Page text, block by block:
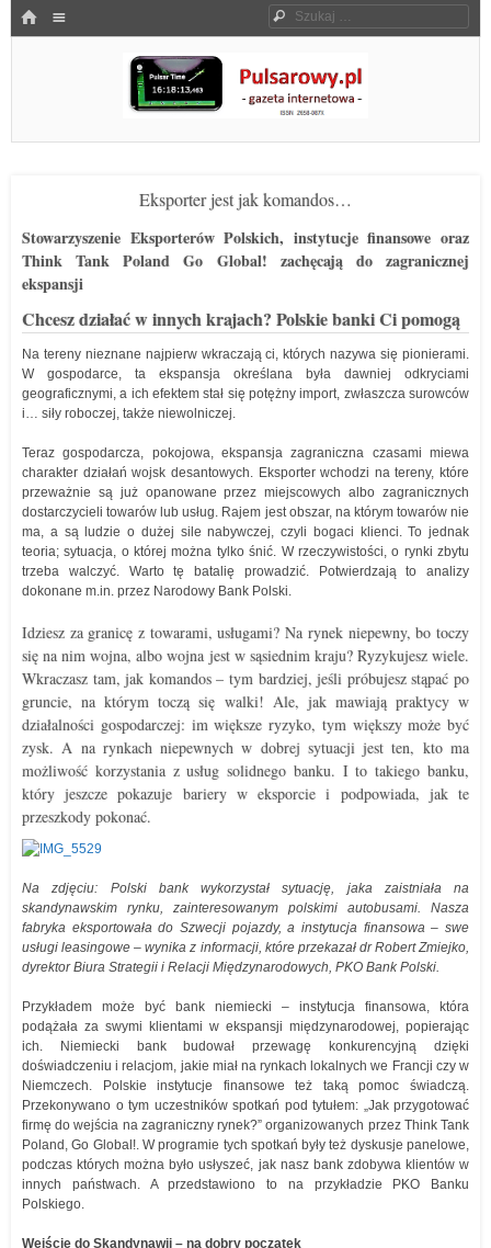
HOME Szukaj
Pulsarowy.pl
Eksporter jest jak komandos…
Stowarzyszenie Eksporterów Polskich, instytucje finansowe oraz
Think Tank Poland Go Global! zachęcają do zagranicznej
ekspansji
Chcesz działać w innych krajach? Polskie banki Ci pomogą
Na tereny nieznane najpierw wkraczają ci, których nazywa się pionierami.
W gospodarce, ta ekspansja określana była dawniej odkryciami
geograficznymi, a ich efektem stał się potężny import, zwłaszcza surowców
i… siły roboczej, także niewolniczej.
Teraz gospodarcza, pokojowa, ekspansja zagraniczna czasami miewa
charakter działań wojsk desantowych. Eksporter wchodzi na tereny, które
przeważnie są już opanowane przez miejscowych albo zagranicznych
dostarczycieli towarów lub usług. Rajem jest obszar, na którym towarów nie
ma, a są ludzie o dużej sile nabywczej, czyli bogaci klienci. To jednak
teoria; sytuacja, o której można tylko śnić. W rzeczywistości, o rynki zbytu
trzeba walczyć. Warto tę batalię prowadzić. Potwierdzają to analizy
dokonane m.in. przez Narodowy Bank Polski.
Idziesz za granicę z towarami, usługami? Na rynek niepewny, bo toczy
się na nim wojna, albo wojna jest w sąsiednim kraju? Ryzykujesz wiele.
Wkraczasz tam, jak komandos – tym bardziej, jeśli próbujesz stąpać po
gruncie, na którym toczą się walki! Ale, jak mawiają praktycy w
działalności gospodarczej: im większe ryzyko, tym większy może być
zysk. A na rynkach niepewnych w dobrej sytuacji jest ten, kto ma
możliwość korzystania z usług solidnego banku. I to takiego banku,
który jeszcze pokazuje bariery w eksporcie i podpowiada, jak te
przeszkody pokonać.
Na zdjęciu: Polski bank wykorzystał sytuację, jaka zaistniała na
skandynawskim rynku, zainteresowanym polskimi autobusami. Nasza
fabryka eksportowała do Szwecji pojazdy, a instytucja finansowa – swe
usługi leasingowe – wynika z informacji, które przekazał dr Robert Zmiejko,
dyrektor Biura Strategii i Relacji Międzynarodowych, PKO Bank Polski.
Przykładem może być bank niemiecki – instytucja finansowa, która
podążała za swymi klientami w ekspansji międzynarodowej, popierając
ich. Niemiecki bank budował przewagę konkurencyjną dzięki
doświadczeniu i relacjom, jakie miał na rynkach lokalnych we Francji czy w
Niemczech. Polskie instytucje finansowe też taką pomoc świadczą.
Przekonywano o tym uczestników spotkań pod tytułem: „Jak przygotować
firmę do wejścia na zagraniczny rynek?” organizowanych przez Think Tank
Poland, Go Global!. W programie tych spotkań były też dyskusje panelowe,
podczas których można było usłyszeć, jak nasz bank zdobywa klientów w
innych państwach. A przedstawiono to na przykładzie PKO Banku
Polskiego.
Wejście do Skandynawii – na dobry początek